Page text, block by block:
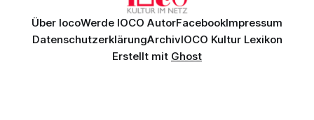
Über IocoWerde IOCO AutorFacebookImpressum
DatenschutzerklärungArchivIOCO Kultur Lexikon
Erstellt mit Ghost